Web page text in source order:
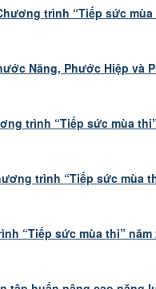
trình “Tiếp sức mùa
Năng, Phước Hiệp và
trình “Tiếp sức mùa
trình “Tiếp sức mùa
“Tiếp sức mùa thi” năm